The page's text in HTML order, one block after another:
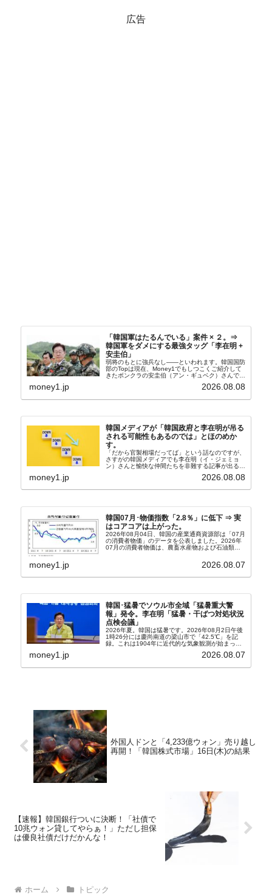
広告
「韓国軍はたるんでいる」案件 × ２。⇒
韓国軍をダメにする最強タッグ「李在明 +
安圭伯」
弱将のもとに強兵なし――といわれます。韓国国防
部のTopは現在、Money1でもしつこくご紹介して
きたボンクラの安圭伯（アン・ギュベク）さんで
す。↑経済的無知蒙昧な李在明（イ・ジェミョン）
さんと「韓国初の文官上がり」の国防部長官安圭伯
money1.jp 2026.08.08
韓国メディアが「韓国政府と李在明が吊る
される可能性もあるのでは」とほのめか
す。
「だから官製相場だってば」という話なのですが、
さすがの韓国メディアでも李在明（イ・ジェミョ
ン）さんと愉快な仲間たちを非難する記事が出るよ
『朝鮮日報』に面白い記事が出ています。「東西南
money1.jp 2026.08.08
韓国07月･物価指数「2.8％」に低下 ⇒ 実
はコアコアは上がった。
2026年08月04日、韓国の産業通商資源部は「07月
の消費者物価」のデータを公表しました。2026年
07月の消費者物価は、農畜水産物および石油類の
2.8％上昇（06月は3.2％）となり、上昇率は前...
money1.jp 2026.08.07
韓国･猛暑でソウル市全域「猛暑重大警
報」発令。李在明「猛暑・干ばつ対処状況
点検会議」
2026年夏。韓国は猛暑です。2026年08月2日午後
1時26分には慶尚南道の梁山市で「42.5℃」を記
録。これは1904年に近代的な気象観測が始まって
ウル市全域への「猛暑重大警報」が発令され...
money1.jp 2026.08.07
外国人ドンと「4,233億ウォン」売り越し
再開！「韓国株式市場」16日(木)の結果
【速報】韓国銀行ついに決断！「社債で
10兆ウォン貸してやらぁ！」ただし担保
は優良社債だけだかんな！
ホーム トピック